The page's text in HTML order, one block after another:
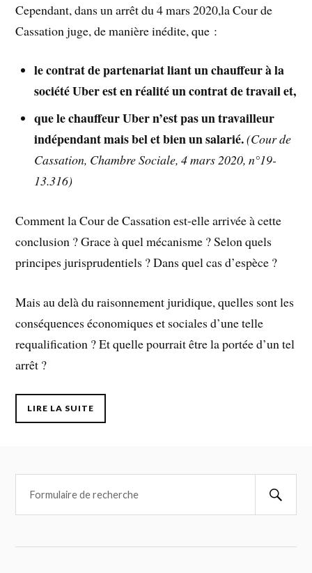
Cependant, dans un arrêt du 4 mars 2020,la Cour de
Cassation juge, de manière inédite, que :
le contrat de partenariat liant un chauffeur à la
société Uber est en réalité un contrat de travail et,
que le chauffeur Uber n’est pas un travailleur
indépendant mais bel et bien un salarié.(Cour de
Cassation, Chambre Sociale, 4 mars 2020, n°19-
13.316)
Comment la Cour de Cassation est-elle arrivée à cette
conclusion ? Grace à quel mécanisme ? Selon quels
principes jurisprudentiels ? Dans quel cas d’espèce ?
Mais au delà du raisonnement juridique, quelles sont les
conséquences économiques et sociales d’une telle
requalification ? Et quelle pourrait être la portée d’un tel
arrêt ?
LIRE LA SUITE